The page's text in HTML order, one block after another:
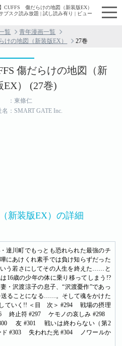
CUFFS 傷だらけの地図（新装版EX）
ブスク読み放題 | 試し読み有り | ビュー
覧
青年漫画一覧
けの地図（新装版EX） 27巻
傷だらけの地図（新
EX） (27巻)
：東條仁
名：SMART GATE Inc.
新装版EX）の詳細
達川町でもっとも恐れられた最強のチ
にあけくれ素手では負け知らずだった
う若さにしてその人生を終えた……と
16歳の少年の体に乗り移ってしまう!?
・沢渡涼子の息子、“沢渡憂作”であっ
ることになる……。そして魂をかけた
ていく!! ＜目 次＞ #294 戦場の摂理
終止符 #297 ケモノの哀しみ #298
友 #301 戦いは終わらない（第2
#303 失われた光 #304 ノワールか